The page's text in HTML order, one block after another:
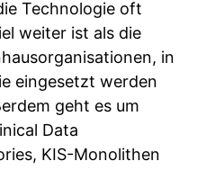
Technologie oft
weiter ist als die
in
eingesetzt werden
geht es um
Data
KIS-Monolithen